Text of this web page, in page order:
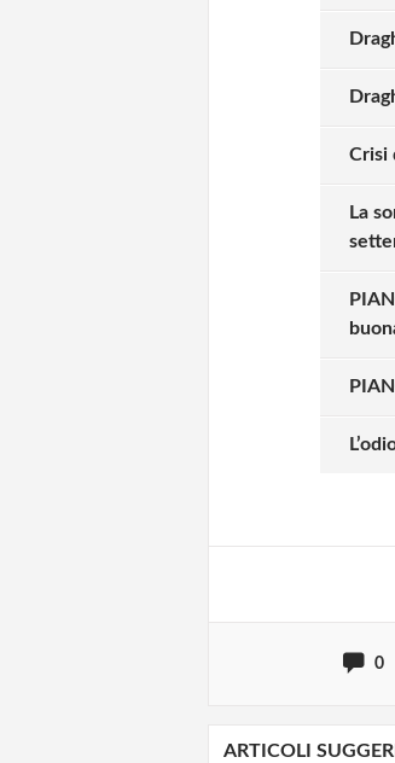
Crisi
La
0
Solo
ARTICOLI